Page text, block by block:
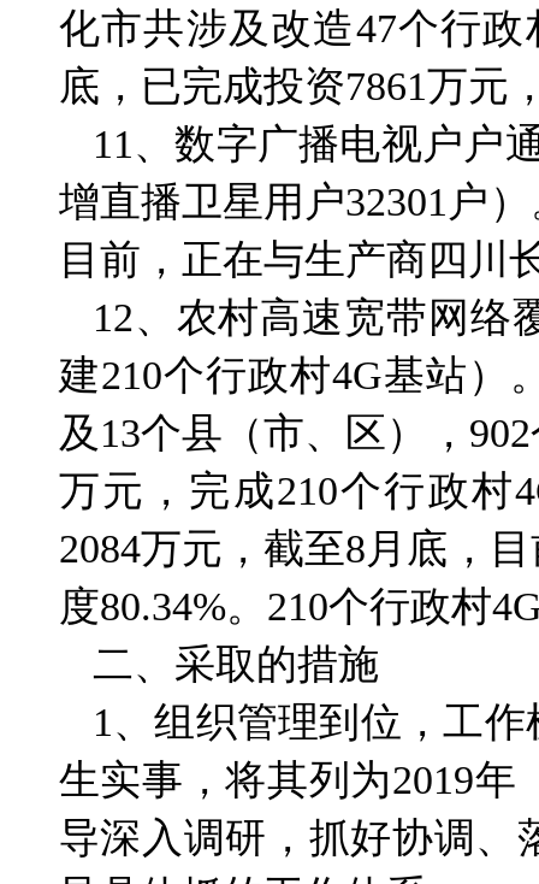
化市共涉及改造47个行
底，已完成投资7861万元
11、数字广播电视户户
增直播卫星用户32301户
目前，正在与生产商四川
12、农村高速宽带网络
建210个行政村4G基站）
及13个县（市、区），
万元，完成210个行政村
2084万元，截至8月底，
度80.34%。210个行政村
二、采取的措施
1、组织管理到位，工
生实事，将其列为2019
导深入调研，抓好协调、